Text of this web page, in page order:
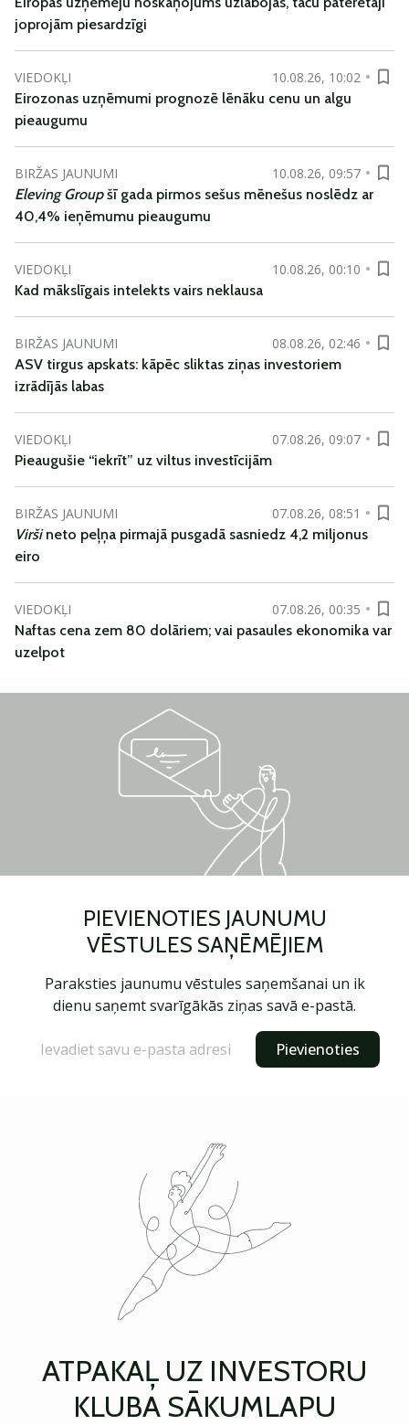
joprojām piesardzīgi
VIEDOKĻI
10.08.26, 10:02
Eirozonas uzņēmumi prognozē lēnāku cenu un algu
pieaugumu
BIRŽAS JAUNUMI
10.08.26, 09:57
Eleving Groupšī gada pirmos sešus mēnešus noslēdz ar
40,4% ieņēmumu pieaugumu
VIEDOKĻI
10.08.26, 00:10
Kad mākslīgais intelekts vairs neklausa
BIRŽAS JAUNUMI
08.08.26, 02:46
ASV tirgus apskats: kāpēc sliktas ziņas investoriem
izrādījās labas
VIEDOKĻI
07.08.26, 09:07
Pieaugušie “iekrīt” uz viltus investīcijām
BIRŽAS JAUNUMI
07.08.26, 08:51
Viršineto peļņa pirmajā pusgadā sasniedz 4,2 miljonus
eiro
VIEDOKĻI
07.08.26, 00:35
Naftas cena zem 80 dolāriem; vai pasaules ekonomika var
uzelpot
PIEVIENOTIES JAUNUMU
VĒSTULES SAŅĒMĒJIEM
Paraksties jaunumu vēstules saņemšanai un ik
dienu saņemt svarīgākās ziņas savā e-pastā.
Pievienoties
ATPAKAĻ UZ INVESTORU
KLUBA SĀKUMLAPU